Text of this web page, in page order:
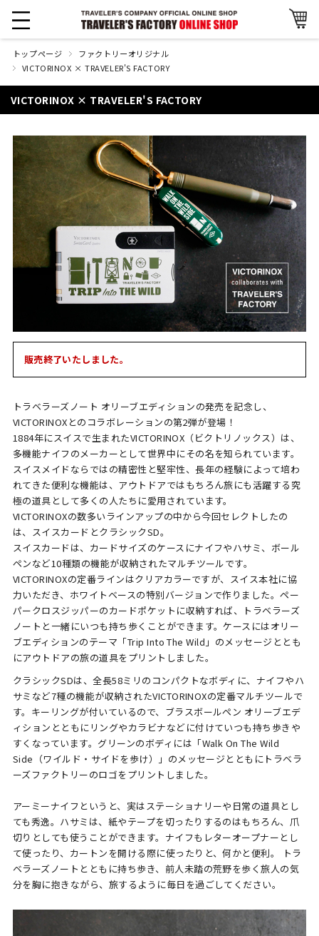
トップページ
ファクトリーオリジナル
VICTORINOX × TRAVELER'S FACTORY
VICTORINOX × TRAVELER'S FACTORY
販売終了いたしました。
トラベラーズノート オリーブエディションの発売を記念し、
VICTORINOXとのコラボレーションの第2弾が登場！
1884年にスイスで生まれたVICTORINOX（ビクトリノックス）は、
多機能ナイフのメーカーとして世界中にその名を知られています。
スイスメイドならではの精密性と堅牢性、長年の経験によって培わ
れてきた便利な機能は、アウトドアではもちろん旅にも活躍する究
極の道具として多くの人たちに愛用されています。
VICTORINOXの数多いラインアップの中から今回セレクトしたの
は、スイスカードとクラシックSD。
スイスカードは、カードサイズのケースにナイフやハサミ、ボール
ペンなど10種類の機能が収納されたマルチツールです。
VICTORINOXの定番ラインはクリアカラーですが、スイス本社に協
力いただき、ホワイトベースの特別バージョンで作りました。ペー
パークロスジッパーのカードポケットに収納すれば、トラベラーズ
ノートと一緒にいつも持ち歩くことができます。ケースにはオリー
ブエディションのテーマ「Trip Into The Wild」のメッセージととも
にアウトドアの旅の道具をプリントしました。
クラシックSDは、全長58ミリのコンパクトなボディに、ナイフやハ
サミなど7種の機能が収納されたVICTORINOXの定番マルチツールで
す。キーリングが付いているので、ブラスボールペン オリーブエデ
ィションとともにリングやカラビナなどに付けていつも持ち歩きや
すくなっています。グリーンのボディには「Walk On The Wild
Side（ワイルド・サイドを歩け）」のメッセージとともにトラベラ
ーズファクトリーのロゴをプリントしました。
アーミーナイフというと、実はステーショナリーや日常の道具とし
ても秀逸。ハサミは、紙やテープを切ったりするのはもちろん、爪
切りとしても使うことができます。ナイフもレターオープナーとし
て使ったり、カートンを開ける際に使ったりと、何かと便利。
トラ
ベラーズノートとともに持ち歩き、前人未踏の荒野を歩く旅人の気
分を胸に抱きながら、旅するように毎日を過ごしてください。